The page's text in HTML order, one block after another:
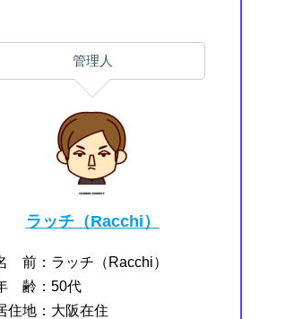
管理人
ラッチ（Racchi）
前：ラッチ（Racchi）
齢：50代
住地：大阪在住